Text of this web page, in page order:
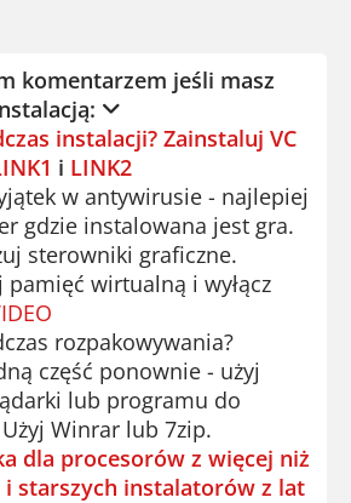
komentarzem jeśli masz
instalacji? Zainstaluj VC
i LINK2
w antywirusie - najlepiej
gdzie instalowana jest gra.
sterowniki graficzne.
pamięć wirtualną i wyłącz
rozpakowywania?
część ponownie - użyj
lub programu do
Winrar lub 7zip.
dla procesorów z więcej niż
starszych instalatorów z lat